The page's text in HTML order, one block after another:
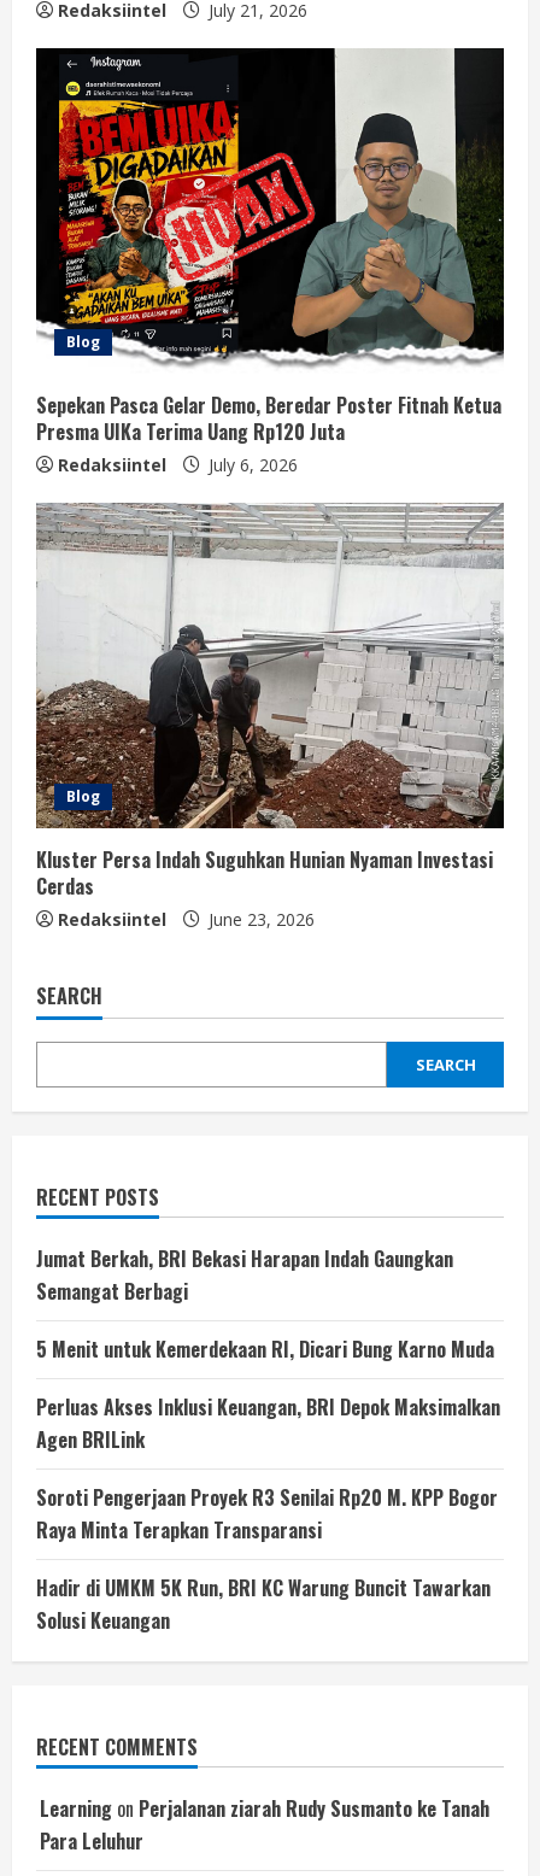
Redaksiintel July 21, 2026
Blog
Sepekan Pasca Gelar Demo, Beredar Poster Fitnah Ketua
Presma UIKa Terima Uang Rp120 Juta
Redaksiintel July 6, 2026
Blog
Kluster Persa Indah Suguhkan Hunian Nyaman Investasi
Cerdas
Redaksiintel June 23, 2026
SEARCH
SEARCH
RECENT POSTS
Jumat Berkah, BRI Bekasi Harapan Indah Gaungkan
Semangat Berbagi
5 Menit untuk Kemerdekaan RI, Dicari Bung Karno Muda
Perluas Akses Inklusi Keuangan, BRI Depok Maksimalkan
Agen BRILink
Soroti Pengerjaan Proyek R3 Senilai Rp20 M. KPP Bogor
Raya Minta Terapkan Transparansi
Hadir di UMKM 5K Run, BRI KC Warung Buncit Tawarkan
Solusi Keuangan
RECENT COMMENTS
Learning on Perjalanan ziarah Rudy Susmanto ke Tanah
Para Leluhur